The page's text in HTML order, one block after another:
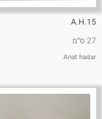
A.H.15
27 ס״מ
Anat hadar